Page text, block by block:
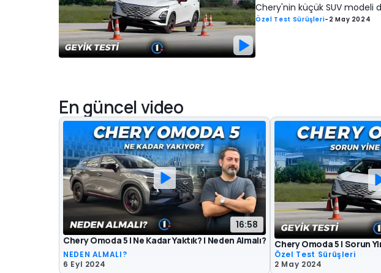
Chery'nin küçük SUV modeli
Özel Test Sürüşleri- 2 May 2024
En güncel video
16:58
Chery Omoda 5 | Ne Kadar Yaktık? | Neden Almalı?
NEDEN ALMALI?
6 Eyl 2024
Chery Omoda 5 | Sorun
Özel Test Sürüşleri
2 May 2024